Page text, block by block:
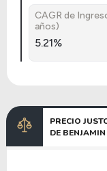
CAGR de
años)
5.21%
PRECIO
DE